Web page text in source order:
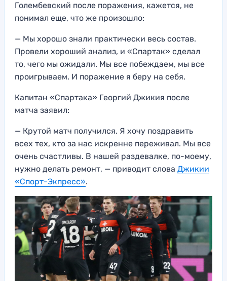
Голембевский после поражения, кажется, не
понимал еще, что же произошло:
— Мы хорошо знали практически весь состав.
Провели хороший анализ, и «Спартак» сделал
то, чего мы ожидали. Мы все побеждаем, мы все
проигрываем. И поражение я беру на себя.
Капитан «Спартака» Георгий Джикия после
матча заявил:
— Крутой матч получился. Я хочу поздравить
всех тех, кто за нас искренне переживал. Мы все
очень счастливы. В нашей раздевалке, по-моему,
нужно делать ремонт, — приводит слова Джикии
«Спорт-Экпресс».